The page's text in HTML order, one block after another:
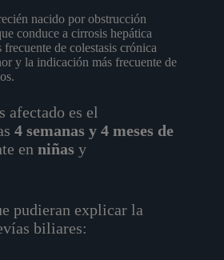
nacido por obstrucción
conduce a cirrosis hepática
frecuente de colestasis crónica
y la indicación más frecuente de
afectado es el
4 semanas y 4 meses de
en niñas y
pudieran explicar la
biliares: